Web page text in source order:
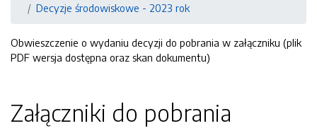
Decyzje środowiskowe - 2023 rok
Obwieszczenie o wydaniu decyzji do pobrania w załączniku (plik
PDF wersja dostępna oraz skan dokumentu)
Załączniki do pobrania